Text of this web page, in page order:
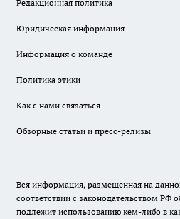
Редакционная политика
Юридическая информация
Информация о команде
Политика этики
Как с нами связаться
Обзорные статьи и пресс-релизы
Вся информация, размещенная на
соответствии с законодательством РФ
подлежит использованию кем-либо в